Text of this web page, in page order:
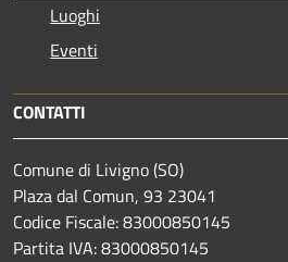
Luoghi
Eventi
CONTATTI
Comune di Livigno (SO)
Plaza dal Comun, 93 23041
Codice Fiscale: 83000850145
Partita IVA: 83000850145